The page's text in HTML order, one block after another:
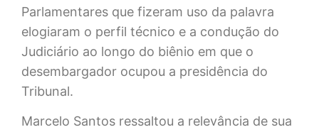
Parlamentares que fizeram uso da palavra
elogiaram o perfil técnico e a condução do
Judiciário ao longo do biênio em que o
desembargador ocupou a presidência do
Tribunal.
Marcelo Santos ressaltou a relevância de sua